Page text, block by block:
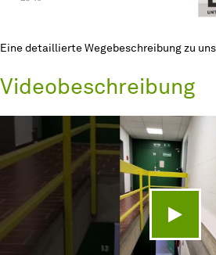
Eine detaillierte Wegebeschreibung zu
Videobeschreibung
Video